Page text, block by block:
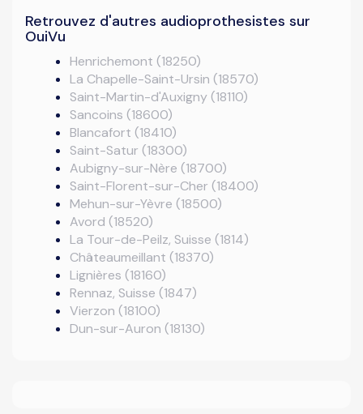
Retrouvez d'autres audioprothesistes sur
OuiVu
Henrichemont (18250)
La Chapelle-Saint-Ursin (18570)
Saint-Martin-d'Auxigny (18110)
Sancoins (18600)
Blancafort (18410)
Saint-Satur (18300)
Aubigny-sur-Nère (18700)
Saint-Florent-sur-Cher (18400)
Mehun-sur-Yèvre (18500)
Avord (18520)
La Tour-de-Peilz, Suisse (1814)
Châteaumeillant (18370)
Lignières (18160)
Rennaz, Suisse (1847)
Vierzon (18100)
Dun-sur-Auron (18130)